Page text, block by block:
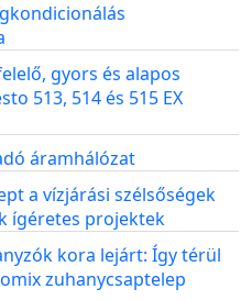
gyors és alapos
513, 514 és 515 EX
áramhálózat
a vízjárási szélsőségek
ígéretes projektek
kora lejárt: Így térül
zuhanycsaptelep